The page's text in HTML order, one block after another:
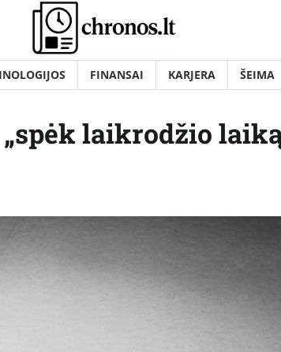
FINANSAI KARJERA ŠEIMA
laikrodžio